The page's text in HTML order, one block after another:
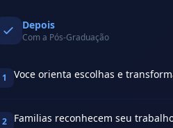
Depois
Com a Pós-Graduação
1 Voce orienta escolhas e
2 Familias reconhecem seu